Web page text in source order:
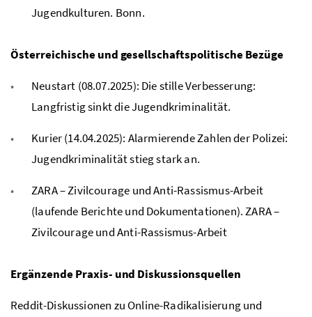
Jugendkulturen. Bonn.
Österreichische und gesellschaftspolitische Bezüge
Neustart (08.07.2025): Die stille Verbesserung:
Langfristig sinkt die Jugendkriminalität.
Kurier (14.04.2025): Alarmierende Zahlen der Polizei:
Jugendkriminalität stieg stark an.
ZARA – Zivilcourage und Anti-Rassismus-Arbeit
(laufende Berichte und Dokumentationen). ZARA –
Zivilcourage und Anti-Rassismus-Arbeit
Ergänzende Praxis- und Diskussionsquellen
Reddit-Diskussionen zu Online-Radikalisierung und